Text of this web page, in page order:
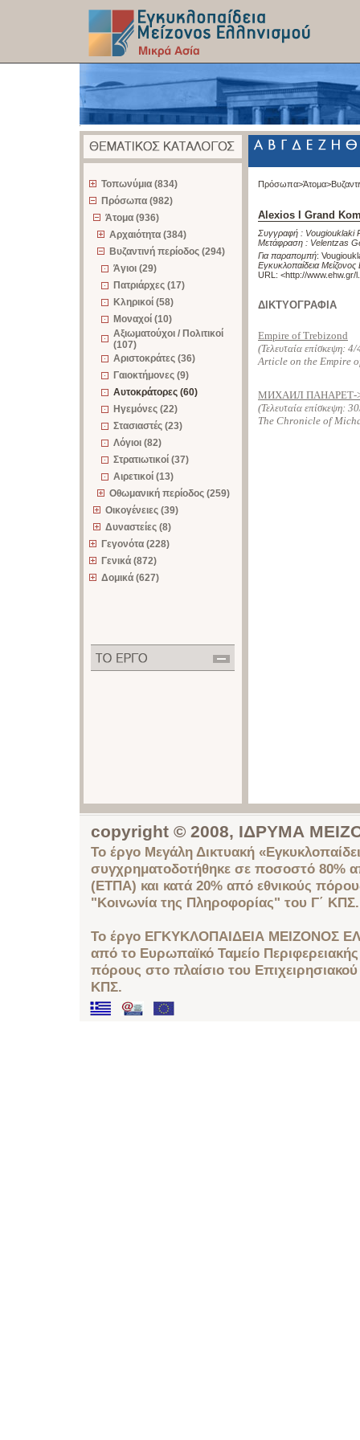
Τοπωνύμια (834)
Πρόσωπα (982)
Άτομα (936)
Αρχαιότητα (384)
Βυζαντινή περίοδος (294)
Άγιοι (29)
Πατριάρχες (17)
Κληρικοί (58)
Μοναχοί (10)
Αξιωματούχοι / Πολιτικοί
(107)
Αριστοκράτες (36)
Γαιοκτήμονες (9)
Αυτοκράτορες (60)
Ηγεμόνες (22)
Στασιαστές (23)
Λόγιοι (82)
Στρατιωτικοί (37)
Αιρετικοί (13)
Οθωμανική περίοδος (259)
Οικογένειες (39)
Δυναστείες (8)
Γεγονότα (228)
Γενικά (872)
Δομικά (627)
Πρόσωπα>Άτομα>
Alexios I Grand
Συγγραφή : Vougiouklaki
Μετάφραση : Velentzas
Για παραπομπή:
Εγκυκλοπαίδεια
URL: <http://www.ehw.gr/
ΔΙΚΤΥΟΓΡΑΦΙΑ
Empire of Trebizond
(Τελευταία επίσκεψη: 4/
Article on the Empire
МИХАИЛ ПАНАРЕТ-
(Τελευταία επίσκεψη:
The Chronicle of
copyright © 2008, ΙΔΡΥΜΑ
Το έργο Μεγάλη Δικτυακή
συγχρηματοδοτήθηκε σε ποσοστό 80%
(ΕΤΠΑ) και κατά 20% από εθνικούς
"Κοινωνία της Πληροφορίας" του Γ΄ ΚΠΣ.
Το έργο ΕΓΚΥΚΛΟΠΑΙΔΕΙΑ ΜΕΙΖΟΝΟΣ
από το Ευρωπαϊκό Ταμείο
πόρους στο πλαίσιο του
ΚΠΣ.